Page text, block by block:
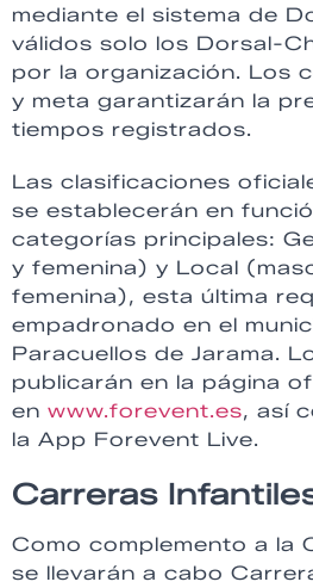
mediante el sistema de
válidos solo los Dorsal-
por la organización. Los
y meta garantizarán la
tiempos registrados.
Las clasificaciones
se establecerán en
categorías principales:
y femenina) y Local
femenina), esta última
empadronado en el
Paracuellos de Jarama.
publicarán en la página
en www.forevent.es, así
la App Forevent Live.
Carreras
Como complemento a la
se llevarán a cabo